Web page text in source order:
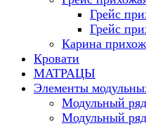
Грейс
Грейс
Карина
Кровати
МАТРАЦЫ
Элементы
Модульный
Модульный